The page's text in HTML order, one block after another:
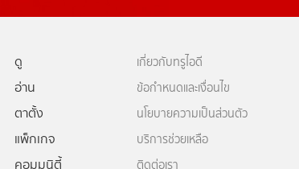
ดู
อ่าน
ตาตั้ง
แพ็กเกจ
คอมมูนิตี้
เกี่ยวกับทรูไอดี
ข้อกำหนดและเงื่อนไข
นโยบายความเป็นส่วนตัว
บริการช่วยเหลือ
ติดต่อเรา